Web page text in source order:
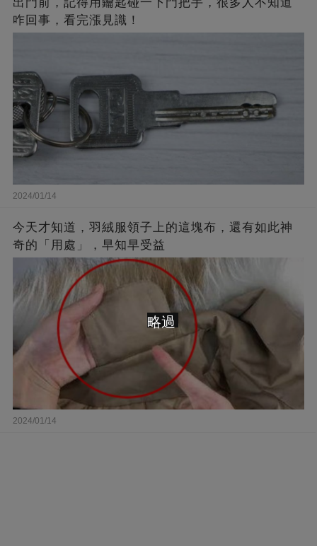
咋回事，看完漲見識！
2024/01/14
今天才知道，羽絨服領子上的這塊布，還有如此神
奇的「用處」，早知早受益
2024/01/14
略過